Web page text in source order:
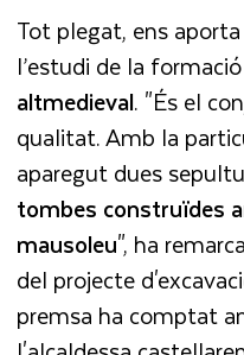
Tot plegat, ens
l’estudi de la
altmedieval. "És el
qualitat. Amb la
aparegut dues
tombes construïdes
mausoleu", ha
del projecte
premsa ha comptat